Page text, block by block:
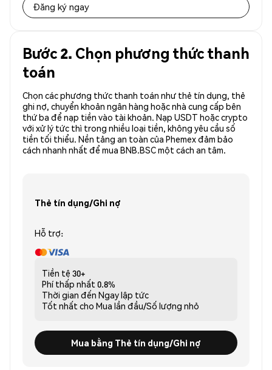
Đăng ký ngay
Bước 2. Chọn phương thức thanh
toán
Chọn các phương thức thanh toán như thẻ tín dụng, thẻ
ghi nợ, chuyển khoản ngân hàng hoặc nhà cung cấp bên
thứ ba để nạp tiền vào tài khoản. Nạp USDT hoặc crypto
với xử lý tức thì trong nhiều loại tiền, không yêu cầu số
tiền tối thiểu. Nền tảng an toàn của Phemex đảm bảo
cách nhanh nhất để mua BNB.BSC một cách an tâm.
Thẻ tín dụng/Ghi nợ
Hỗ trợ:
Tiền tệ 30+
Phí thấp nhất 0.8%
Thời gian đến Ngay lập tức
Tốt nhất cho Mua lần đầu/Số lượng nhỏ
Mua bằng Thẻ tín dụng/Ghi nợ